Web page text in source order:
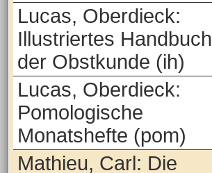
Lucas, Oberdieck:
Illustriertes Handbuch
der Obstkunde (ih)
Lucas, Oberdieck:
Pomologische
Monatshefte (pom)
Mathieu, Carl: Die